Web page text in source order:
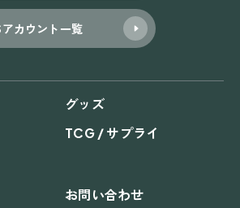
カウント一覧
グッズ
TCG / サプライ
お問い合わせ